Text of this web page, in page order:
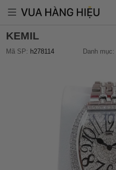
KEMIL
Mã SP: h278114 Danh mục: